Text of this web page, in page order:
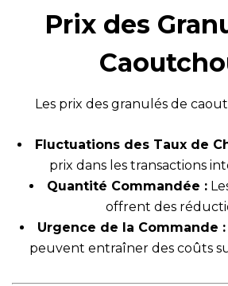
Prix des
Les prix des granulés de
Fluctuations des Taux de
prix dans les transactions
Quantité Commandée :
offrent des
Urgence de la Commande :
peuvent entraîner des coûts